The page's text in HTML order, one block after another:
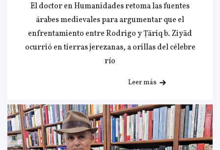
El doctor en Humanidades retoma las fuentes
árabes medievales para argumentar que el
enfrentamiento entre Rodrigo y Ṭāriq b. Ziyād
ocurrió en tierras jerezanas, a orillas del célebre
río
Leer más